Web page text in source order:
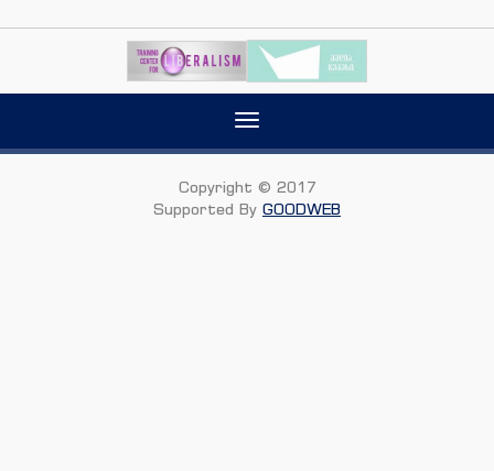
Toggle
Copyright © 2017
Supported By GOODWEB